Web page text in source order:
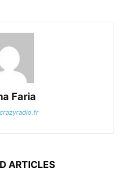
Faria
ARTICLES